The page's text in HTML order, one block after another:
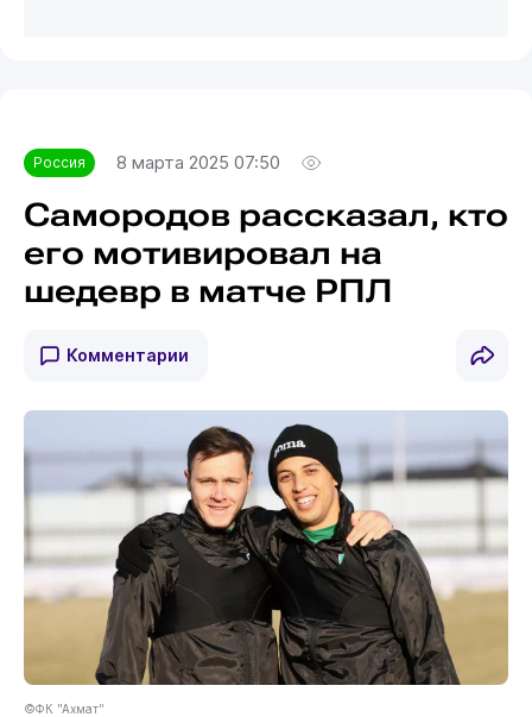
Россия 8 марта 2025 07:50
Самородов рассказал, кто
его мотивировал на
шедевр в матче РПЛ
Комментарии
©ФК "Ахмат"